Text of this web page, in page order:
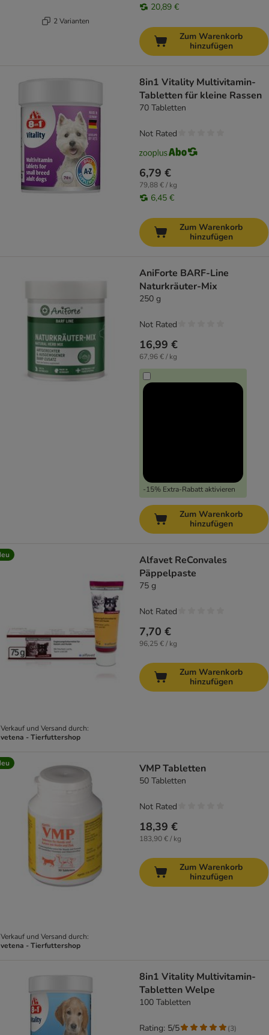
2 Varianten
20,89 €
Zum Warenkorb
hinzufügen
8in1 Vitality Multivitamin-
Tabletten für kleine Rassen
70 Tabletten
6,79 €
79,88 € / kg
6,45 €
Not Rated
Zum Warenkorb
hinzufügen
AniForte BARF-Line
Naturkräuter-Mix
250 g
16,99 €
67,96 € / kg
-15% Extra-Rabatt aktivieren
Not Rated
Zum Warenkorb
hinzufügen
Verkauf und Versand durch:
vetena - Tierfuttershop
Alfavet ReConvales
Päppelpaste
75 g
7,70 €
96,25 € / kg
Not Rated
Zum Warenkorb
hinzufügen
Verkauf und Versand durch:
vetena - Tierfuttershop
VMP Tabletten
50 Tabletten
18,39 €
183,90 € / kg
Not Rated
Zum Warenkorb
hinzufügen
8in1 Vitality Multivitamin-
Tabletten Welpe
100 Tabletten
Rating: 5/5 (3)